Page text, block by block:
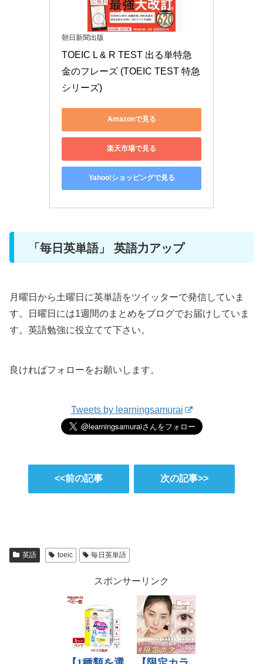
朝日新聞出版
TOEIC L & R TEST 出る単特急
金のフレーズ (TOEIC TEST 特急
シリーズ)
Amazonで見る
楽天市場で見る
Yahoo!ショッピングで見る
「毎日英単語」 英語力アップ
月曜日から土曜日に英単語をツイッターで発信していま
す。日曜日には1週間のまとめをブログでお届けしていま
す。英語勉強に役立てて下さい。
良ければフォローをお願いします。
Tweets by learningsamurai
<<前の記事 次の記事>>
英語 toeic 毎日英単語
スポンサーリンク